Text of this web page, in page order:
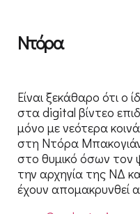
Ντόρα
Είναι ξεκάθαρο ότι ο
στα digital βίντεο
μόνο με νεότερα
στη Ντόρα
στο θυμικό όσων τον
την αρχηγία της ΝΔ
έχουν απομακρυνθεί